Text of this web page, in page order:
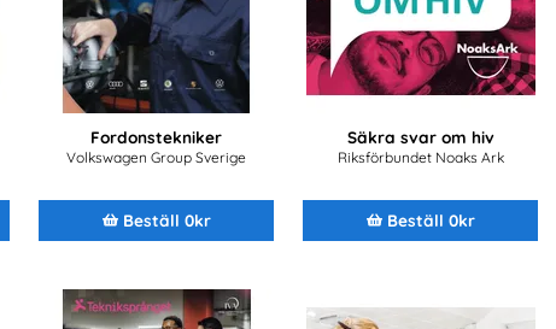
Fordonstekniker
Volkswagen Group Sverige
Beställ 0kr
Säkra svar om hiv
Riksförbundet Noaks Ark
Beställ 0kr